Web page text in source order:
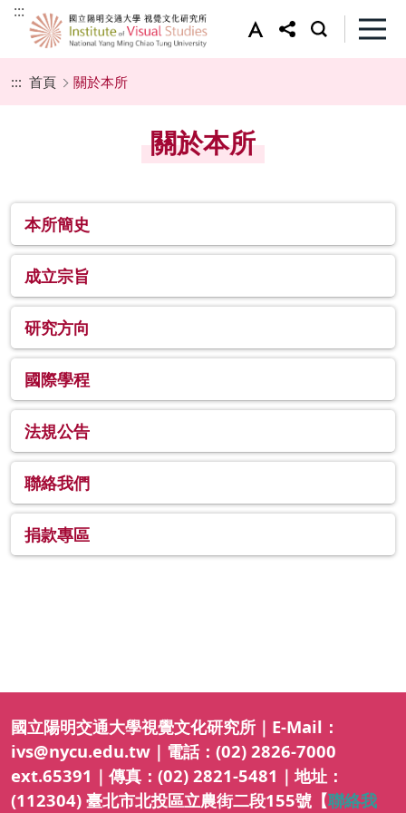
:::
::: 首頁 關於本所
關於本所
本所簡史
成立宗旨
研究方向
國際學程
法規公告
聯絡我們
捐款專區
國立陽明交通大學視覺文化研究所｜E-Mail：
ivs@nycu.edu.tw｜電話：(02) 2826-7000
ext.65391｜傳真：(02) 2821-5481｜地址：
(112304) 臺北市北投區立農街二段155號【聯絡我